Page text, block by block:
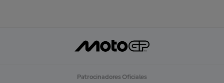
Patrocinadores Oficiales